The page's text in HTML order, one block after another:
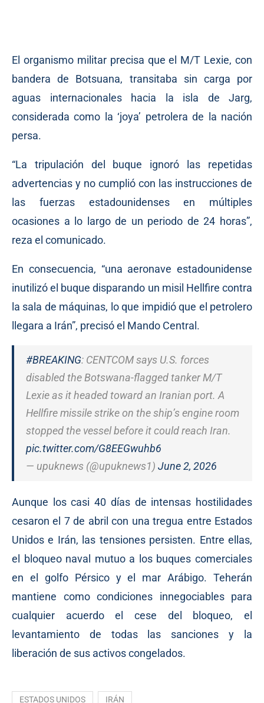
El organismo militar precisa que el M/T Lexie, con
bandera de Botsuana, transitaba sin carga por
aguas internacionales hacia la isla de Jarg,
considerada como la ‘joya’ petrolera de la nación
persa.
“La tripulación del buque ignoró las repetidas
advertencias y no cumplió con las instrucciones de
las fuerzas estadounidenses en múltiples
ocasiones a lo largo de un periodo de 24 horas”,
reza el comunicado.
En consecuencia, “una aeronave estadounidense
inutilizó el buque disparando un misil Hellfire contra
la sala de máquinas, lo que impidió que el petrolero
llegara a Irán”, precisó el Mando Central.
#BREAKING: CENTCOM says U.S. forces
disabled the Botswana-flagged tanker M/T
Lexie as it headed toward an Iranian port. A
Hellfire missile strike on the ship’s engine room
stopped the vessel before it could reach Iran.
pic.twitter.com/G8EEGwuhb6
— upuknews (@upuknews1) June 2, 2026
Aunque los casi 40 días de intensas hostilidades
cesaron el 7 de abril con una tregua entre Estados
Unidos e Irán, las tensiones persisten. Entre ellas,
el bloqueo naval mutuo a los buques comerciales
en el golfo Pérsico y el mar Arábigo. Teherán
mantiene como condiciones innegociables para
cualquier acuerdo el cese del bloqueo, el
levantamiento de todas las sanciones y la
liberación de sus activos congelados.
ESTADOS UNIDOS IRÁN